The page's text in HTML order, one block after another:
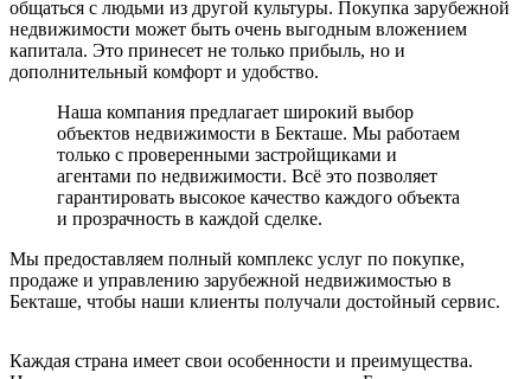
общаться с людьми из другой культуры. Покупка зарубежной
недвижимости может быть очень выгодным вложением
капитала. Это принесет не только прибыль, но и
дополнительный комфорт и удобство.
Наша компания предлагает широкий выбор
объектов недвижимости в Бекташе. Мы работаем
только с проверенными застройщиками и
агентами по недвижимости. Всё это позволяет
гарантировать высокое качество каждого объекта
и прозрачность в каждой сделке.
Мы предоставляем полный комплекс услуг по покупке,
продаже и управлению зарубежной недвижимостью в
Бекташе, чтобы наши клиенты получали достойный сервис.
Каждая страна имеет свои особенности и преимущества.